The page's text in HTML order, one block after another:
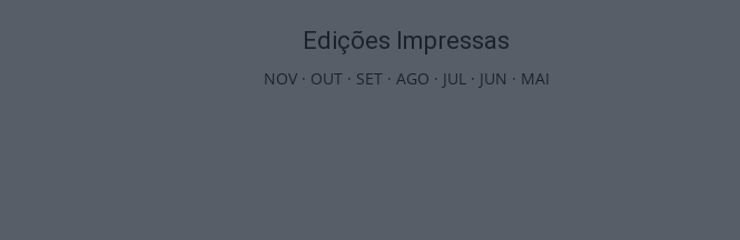
Edições Impressas
NOV· OUT· SET· AGO · JUL· JUN · MAI